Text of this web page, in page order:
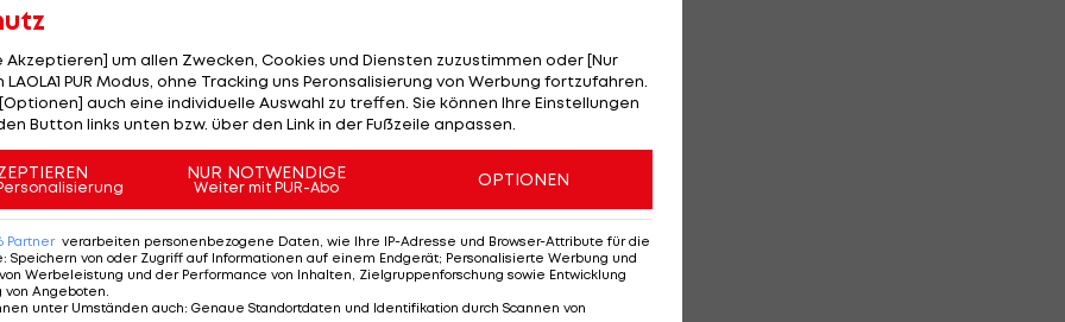
ein kombiniertes TV-Umsatzwachstum von 1,6
europäischen Top-Ligen. Dies unterstreicht die
Fußball
wurde auch bei der Betrachtung des
League-Klubs um 3,5 Milliarden Euro stiegen,
Akzeptieren] um allen Zwecken, Cookies und Diensten zuzustimmen oder [Nur
PUR Modus, ohne Tracking uns Peronsalisierung von Werbung fortzufahren.
auch eine individuelle Auswahl zu treffen. Sie können Ihre Einstellungen
Button links unten bzw. über den Link in der Fußzeile anpassen.
NUR NOTWENDIGE
Weiter mit PUR-Abo OPTIONEN
Partner verarbeiten personenbezogene Daten, wie Ihre IP-Adresse und Browser-Attribute für die
: Speichern von oder Zugriff auf Informationen auf einem Endgerät; Personalisierte Werbung und
Werbeleistung und der Performance von Inhalten, Zielgruppenforschung sowie Entwicklung
von Angeboten.
unter Umständen auch: Genaue Standortdaten und Identifikation durch Scannen von